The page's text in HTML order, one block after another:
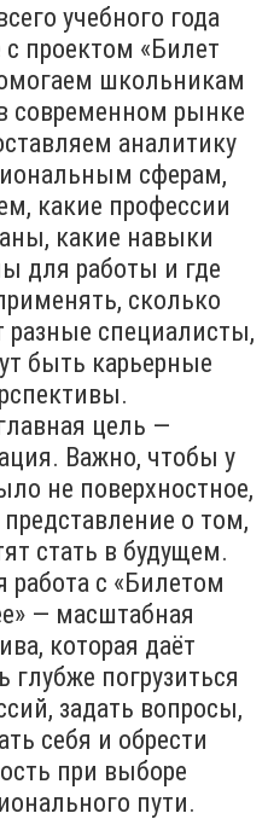
учебного года
проектом «Билет
школьникам
современном рынке
аналитику
сферам,
какие профессии
какие навыки
для работы и где
сколько
разные специалисты,
быть карьерные
цель —
Важно, чтобы у
не поверхностное,
о том,
стать в будущем.
работа с «Билетом
— масштабная
которая даёт
глубже погрузиться
задать вопросы,
себя и обрести
при выборе
пути.